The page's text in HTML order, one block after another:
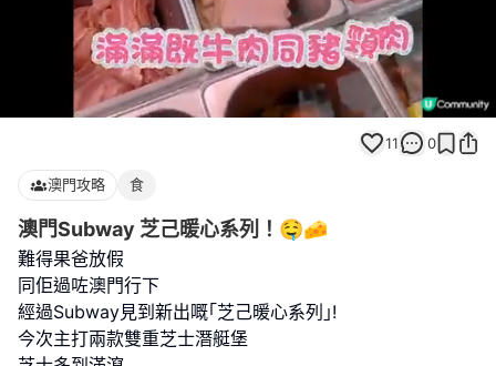
Loaded
100.00%
Unmute
11 0
澳門攻略 食
澳門Subway 芝己暖心系列！🤤🧀
難得果爸放假
同佢過咗澳門行下
經過Subway見到新出嘅｢芝己暖心系列｣!
今次主打兩款雙重芝士潛艇堡